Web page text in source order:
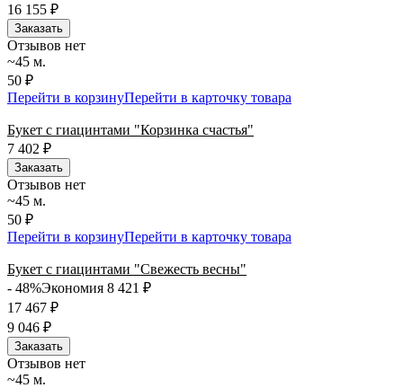
16 155 ₽
Заказать
Отзывов нет
~45 м.
50 ₽
Перейти в корзинуПерейти в карточку товара
Букет с гиацинтами "Корзинка счастья"
7 402 ₽
Заказать
Отзывов нет
~45 м.
50 ₽
Перейти в корзинуПерейти в карточку товара
Букет с гиацинтами "Свежесть весны"
- 48%Экономия 8 421 ₽
17 467 ₽
9 046 ₽
Заказать
Отзывов нет
~45 м.